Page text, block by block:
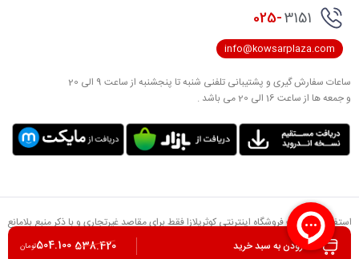
افزودن به سبد خرید 538.420
504.100تومان
025-3151
info@kowsarplaza.com
ساعات سفارش گیری و پشتیبانی تلفنی شنبه تا پنجشنبه از ساعت 9 الی 20
و جمعه ها از ساعت 16 الی 20 می باشد .
استفاده از مطالب فروشگاه اینترنتی کوثرپلازا فقط برای مقاصد غیرتجاری و با ذکر منبع بلامانع
است. کلیه حقوق این سایت متعلق به تعاونی مصرف کوثر می باشد.
طراحی و توسعه توسط
گروه نرم افزای آدلان وب